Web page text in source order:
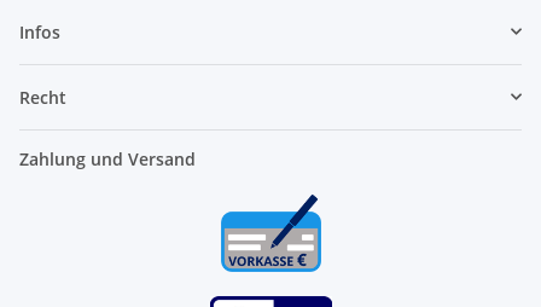
Infos
Recht
Zahlung und Versand